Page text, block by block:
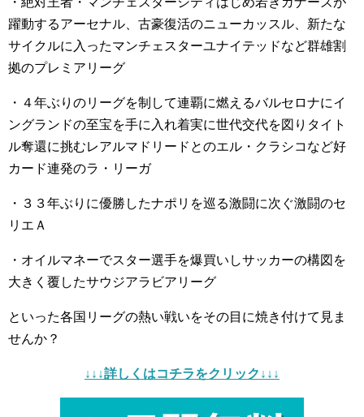
躍動するアーセナル、古豪復活のニューカッスル、新たな
サイクルに入ったマンチェスターユナイテッドなど群雄割
拠のプレミアリーグ
・４年ぶりのリーグを制して連覇に燃えるバルセロナにイ
ングランドの至宝を手に入れ着実に世代交代を図りタイト
ル奪還に挑むレアルマドリードとのエル・クラシコなど好
カード連発のラ・リーガ
・３３年ぶりに優勝したナポリを巡る激闘に次ぐ激闘のセ
リエＡ
・オイルマネーでスター選手を爆買いしサッカーの構図を
大きく覆したサウジアラビアリーグ
といった各国リーグの熱い戦いをその目に焼き付けて見ま
せんか？
↓↓↓詳しくはコチラをクリック↓↓↓